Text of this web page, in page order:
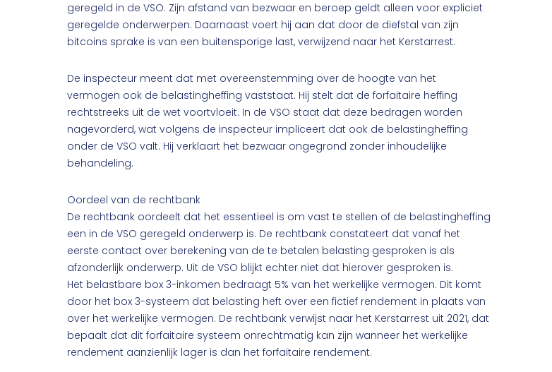
geregeld in de VSO. Zijn afstand van bezwaar en beroep geldt alleen voor expliciet
geregelde onderwerpen. Daarnaast voert hij aan dat door de diefstal van zijn
bitcoins sprake is van een buitensporige last, verwijzend naar het Kerstarrest.
De inspecteur meent dat met overeenstemming over de hoogte van het
vermogen ook de belastingheffing vaststaat. Hij stelt dat de forfaitaire heffing
rechtstreeks uit de wet voortvloeit. In de VSO staat dat deze bedragen worden
nagevorderd, wat volgens de inspecteur impliceert dat ook de belastingheffing
onder de VSO valt. Hij verklaart het bezwaar ongegrond zonder inhoudelijke
behandeling.
Oordeel van de rechtbank
De rechtbank oordeelt dat het essentieel is om vast te stellen of de belastingheffing
een in de VSO geregeld onderwerp is. De rechtbank constateert dat vanaf het
eerste contact over berekening van de te betalen belasting gesproken is als
afzonderlijk onderwerp. Uit de VSO blijkt echter niet dat hierover gesproken is.
Het belastbare box 3-inkomen bedraagt 5% van het werkelijke vermogen. Dit komt
door het box 3-systeem dat belasting heft over een fictief rendement in plaats van
over het werkelijke vermogen. De rechtbank verwijst naar het Kerstarrest uit 2021, dat
bepaalt dat dit forfaitaire systeem onrechtmatig kan zijn wanneer het werkelijke
rendement aanzienlijk lager is dan het forfaitaire rendement.